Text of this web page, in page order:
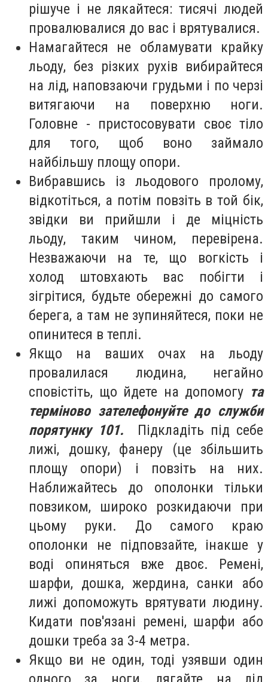
рішуче і не лякайтеся: тисячі людей
провалювалися до вас і врятувалися.
Намагайтеся не обламувати крайку
льоду, без різких рухів вибирайтеся
на лід, наповзаючи грудьми і по черзі
витягаючи на поверхню ноги.
Головне - пристосовувати своє тіло
для того, щоб воно займало
найбільшу площу опори.
Вибравшись із льодового пролому,
відкотіться, а потім повзіть в той бік,
звідки ви прийшли і де міцність
льоду, таким чином, перевірена.
Незважаючи на те, що вогкість і
холод штовхають вас побігти і
зігрітися, будьте обережні до самого
берега, а там не зупиняйтеся, поки не
опинитеся в теплі.
Якщо на ваших очах на льоду
провалилася людина, негайно
сповістіть, що йдете на допомогу та
терміново зателефонуйте до служби
порятунку 101.
Підкладіть під себе
лижі, дошку, фанеру (це збільшить
площу опори) і повзіть на них.
Наближайтесь до ополонки тільки
повзиком, широко розкидаючи при
цьому руки. До самого краю
ополонки не підповзайте, інакше у
воді опиняться вже двоє. Ремені,
шарфи, дошка, жердина, санки або
лижі допоможуть врятувати людину.
Кидати пов'язані ремені, шарфи або
дошки треба за 3-4 метра.
Якщо ви не один, тоді узявши один